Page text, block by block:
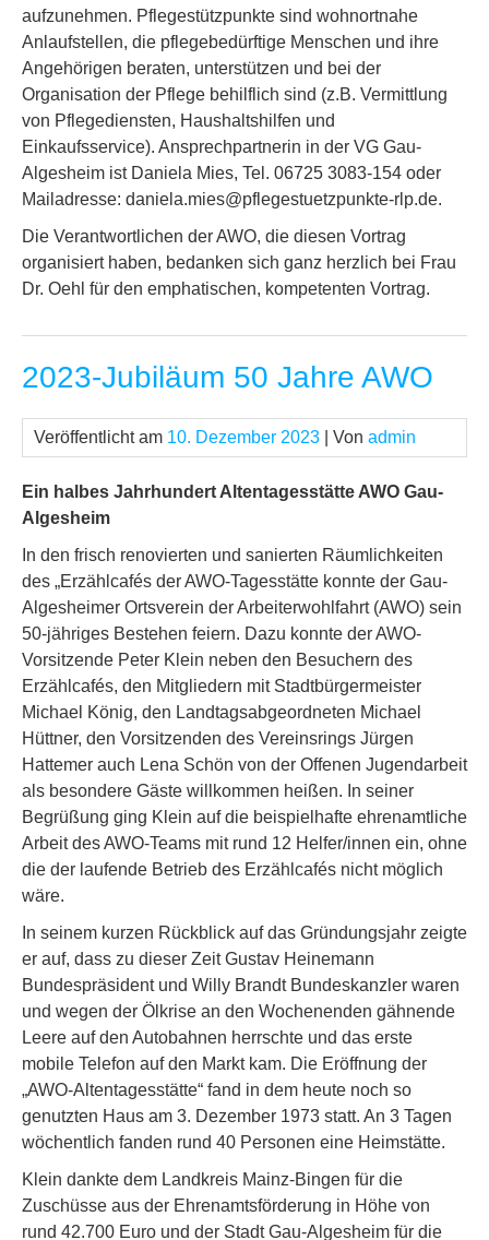
aufzunehmen. Pflegestützpunkte sind wohnortnahe
Anlaufstellen, die pflegebedürftige Menschen und ihre
Angehörigen beraten, unterstützen und bei der
Organisation der Pflege behilflich sind (z.B. Vermittlung
von Pflegediensten, Haushaltshilfen und
Einkaufsservice). Ansprechpartnerin in der VG Gau-
Algesheim ist Daniela Mies, Tel. 06725 3083-154 oder
Mailadresse: daniela.mies@pflegestuetzpunkte-rlp.de.
Die Verantwortlichen der AWO, die diesen Vortrag
organisiert haben, bedanken sich ganz herzlich bei Frau
Dr. Oehl für den emphatischen, kompetenten Vortrag.
2023-Jubiläum 50 Jahre AWO
Veröffentlicht am 10. Dezember 2023 | Von admin
Ein halbes Jahrhundert Altentagesstätte AWO Gau-
Algesheim
In den frisch renovierten und sanierten Räumlichkeiten
des „Erzählcafés der AWO-Tagesstätte konnte der Gau-
Algesheimer Ortsverein der Arbeiterwohlfahrt (AWO) sein
50-jähriges Bestehen feiern. Dazu konnte der AWO-
Vorsitzende Peter Klein neben den Besuchern des
Erzählcafés, den Mitgliedern mit Stadtbürgermeister
Michael König, den Landtagsabgeordneten Michael
Hüttner, den Vorsitzenden des Vereinsrings Jürgen
Hattemer auch Lena Schön von der Offenen Jugendarbeit
als besondere Gäste willkommen heißen. In seiner
Begrüßung ging Klein auf die beispielhafte ehrenamtliche
Arbeit des AWO-Teams mit rund 12 Helfer/innen ein, ohne
die der laufende Betrieb des Erzählcafés nicht möglich
wäre.
In seinem kurzen Rückblick auf das Gründungsjahr zeigte
er auf, dass zu dieser Zeit Gustav Heinemann
Bundespräsident und Willy Brandt Bundeskanzler waren
und wegen der Ölkrise an den Wochenenden gähnende
Leere auf den Autobahnen herrschte und das erste
mobile Telefon auf den Markt kam. Die Eröffnung der
„AWO-Altentagesstätte“ fand in dem heute noch so
genutzten Haus am 3. Dezember 1973 statt. An 3 Tagen
wöchentlich fanden rund 40 Personen eine Heimstätte.
Klein dankte dem Landkreis Mainz-Bingen für die
Zuschüsse aus der Ehrenamtsförderung in Höhe von
rund 42.700 Euro und der Stadt Gau-Algesheim für die